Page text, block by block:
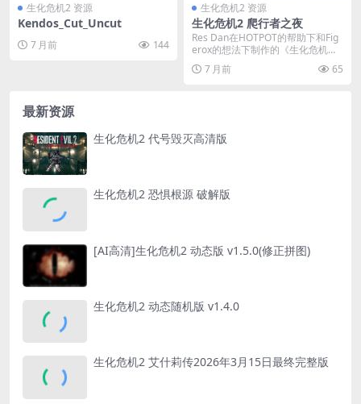
生化危机2 资源
Kendos_Cut_Uncut
7 月前 144
生化危机2 资源
生化危机2 爬行者之夜
Res Dan在HOTPOT的帮助下和Fig
erox的想法下制作的《生化危机爬
行...
7 月前 65
最新资源
生化危机2 代号毁灭高清版
生化危机2 恐惧根源 破解版
[AI高清]生化危机2 动态版 v1.5.0(修正拼图)
生化危机2 动态随机版 v1.4.0
生化危机2 艾什莉传2026年3月15日最终完整版